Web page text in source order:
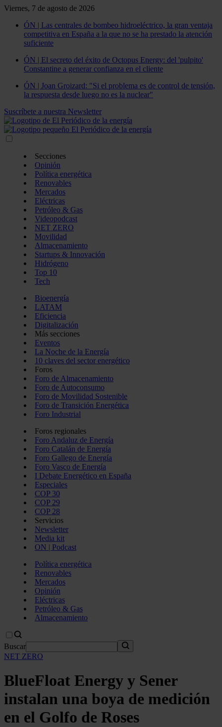
Viernes, 7 de agosto de 2026
ÓN | Las centrales de bombeo hidroeléctrico, la gran ventaja
competitiva en España a la que no se ha prestado la atención
suficiente
ÓN | El secreto del éxito de Octopus Energy: del 'pulpito'
Constantine a generar confianza en el cliente
ÓN | Joan Groizard: "Si el problema es de control de tensión,
la respuesta desde luego no es la nuclear"
Suscríbete a nuestra Newsletter
Secciones
Opinión
Política energética
Renovables
Mercados
Eléctricas
Petróleo & Gas
Videopodcast
NET ZERO
Movilidad
Almacenamiento
Startups & Innovación
Hidrógeno
Top 10
Tech
Bioenergía
LATAM
Eficiencia
Digitalización
Más secciones
Eventos
La Noche de la Energía
10 claves del sector energético
Foros
Foro de Almacenamiento
Foro de Autoconsumo
Foro de Movilidad Sostenible
Foro de Transición Energética
Foro Industrial
Foros regionales
Foro Andaluz de Energía
Foro Catalán de Energía
Foro Gallego de Energía
Foro Vasco de Energía
I Debate Energético en España
Especiales
COP 30
COP 29
COP 28
Servicios
Newsletter
Media kit
ON | Podcast
Política energética
Renovables
Mercados
Opinión
Eléctricas
Petróleo & Gas
Almacenamiento
Buscar
NET ZERO
BlueFloat Energy y Sener
instalan una boya de medición
en el Golfo de Roses